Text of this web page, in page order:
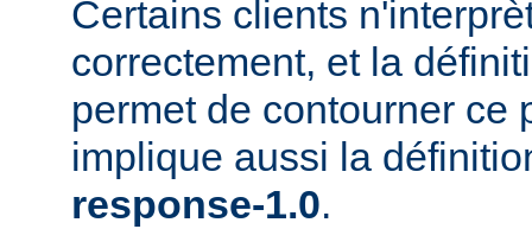
Certains clients
correctement, et la
permet de contourner ce
implique aussi la
response-1.0.